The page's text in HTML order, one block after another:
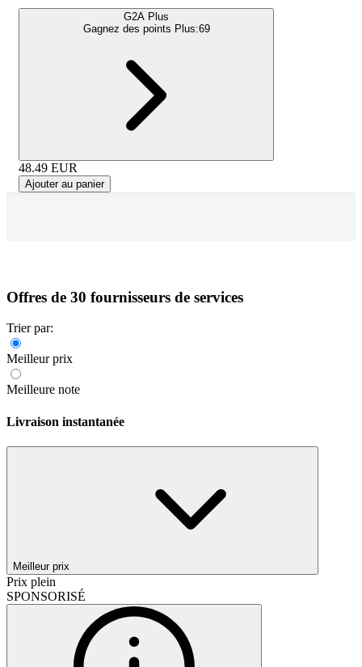
G2A Plus
Gagnez des points Plus:69
48.49 EUR
Ajouter au panier
Offres de 30 fournisseurs de services
Trier par:
Meilleur prix
Meilleure note
Livraison instantanée
Meilleur prix
Prix plein
SPONSORISÉ